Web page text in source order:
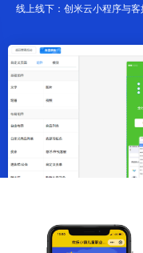
线上线下：创米云小程序与客